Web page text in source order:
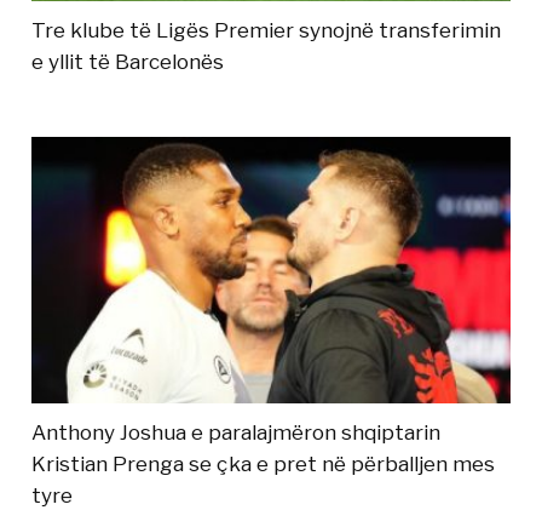
Tre klube të Ligës Premier synojnë transferimin
e yllit të Barcelonës
Anthony Joshua e paralajmëron shqiptarin
Kristian Prenga se çka e pret në përballjen mes
tyre